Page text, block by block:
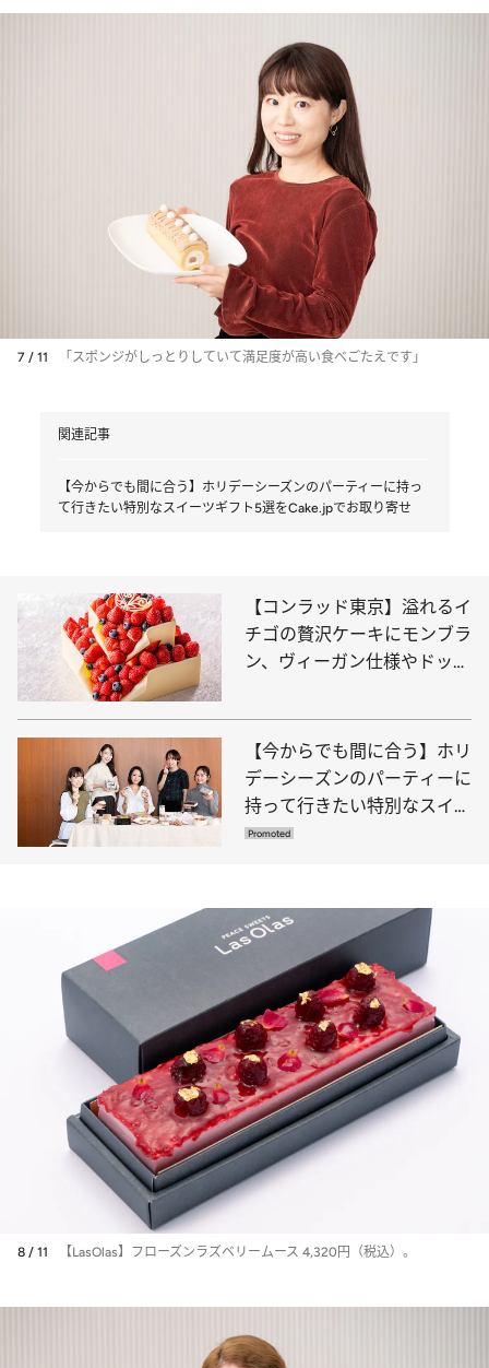
7 / 11 「スポンジがしっとりしていて満足度が高い食べごたえです」
関連記事
【今からでも間に合う】ホリデーシーズンのパーティーに持っ
て行きたい特別なスイーツギフト5選をCake.jpでお取り寄せ
【コンラッド東京】溢れるイ
チゴの贅沢ケーキにモンブラ
ン、ヴィーガン仕様やドッグ
【今からでも間に合う】ホリ
デーシーズンのパーティーに
持って行きたい特別なスイー
ツギフト5選をCake.jpでお取
8 / 11 【LasOlas】フローズンラズベリームース 4,320円（税込）。